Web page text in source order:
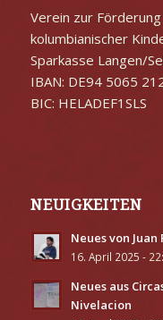
Verein zur
kolumbianischer
Sparkasse Langen/
IBAN: DE94 5065
BIC: HELADEF1SLS
NEUIGKEITEN
Neues von Juan
16. April 2025 -
Neues aus
Nivelacion